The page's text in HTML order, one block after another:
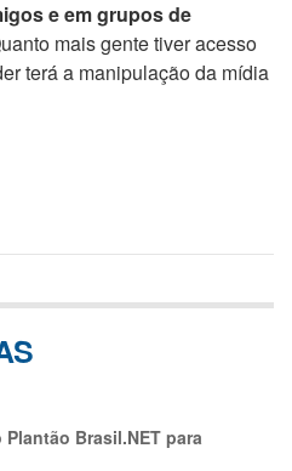
e em grupos de
mais gente tiver acesso
terá a manipulação da mídia
Brasil.NET para